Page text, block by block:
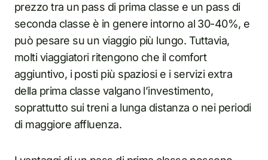
prezzo tra un pass di prima classe e un pass di
seconda classe è in genere intorno al 30-40%, e
può pesare su un viaggio più lungo. Tuttavia,
molti viaggiatori ritengono che il comfort
aggiuntivo, i posti più spaziosi e i servizi extra
della prima classe valgano l’investimento,
soprattutto sui treni a lunga distanza o nei periodi
di maggiore affluenza.